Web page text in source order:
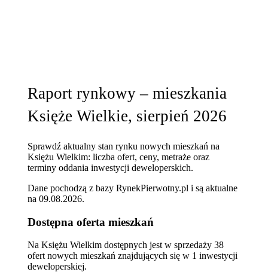
Raport rynkowy – mieszkania
Księże Wielkie, sierpień 2026
Sprawdź aktualny stan rynku nowych mieszkań na
Księżu Wielkim: liczba ofert, ceny, metraże oraz
terminy oddania inwestycji deweloperskich.
Dane pochodzą z bazy RynekPierwotny.pl i są aktualne
na09.08.2026.
Dostępna oferta mieszkań
Na Księżu Wielkim dostępnych jest w sprzedaży 38
ofert nowych mieszkań znajdujących się w 1 inwestycji
deweloperskiej.